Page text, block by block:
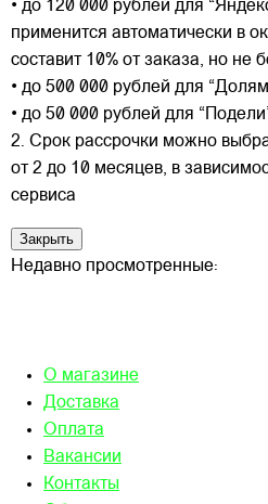
• до 120 000 рублей для
применится автоматически в
составит 10% от заказа, но не
• до 500 000 рублей для
• до 50 000 рублей для
2. Срок рассрочки можно
от 2 до 10 месяцев, в
сервиса
Закрыть
Недавно просмотренные:
О магазине
Доставка
Оплата
Вакансии
Контакты